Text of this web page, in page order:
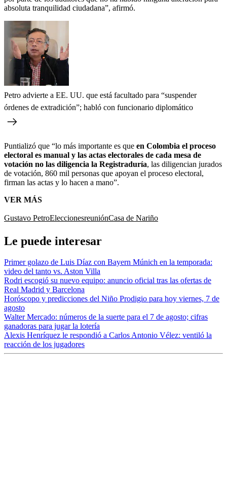
absoluta tranquilidad ciudadana”, afirmó.
Petro advierte a EE. UU. que está facultado para “suspender
órdenes de extradición”; habló con funcionario diplomático
Puntializó que “lo más importante es que en Colombia el proceso
electoral es manual y las actas electorales de cada mesa de
votación no las diligencia la Registraduría, las diligencian jurados
de votación, 860 mil personas que apoyan el proceso electoral,
firman las actas y lo hacen a mano”.
VER MÁS
Gustavo PetroEleccionesreuniónCasa de Nariño
Le puede interesar
Primer golazo de Luis Díaz con Bayern Múnich en la temporada:
video del tanto vs. Aston Villa
Rodri escogió su nuevo equipo: anuncio oficial tras las ofertas de
Real Madrid y Barcelona
Horóscopo y predicciones del Niño Prodigio para hoy viernes, 7 de
agosto
Walter Mercado: números de la suerte para el 7 de agosto; cifras
ganadoras para jugar la lotería
Alexis Henríquez le respondió a Carlos Antonio Vélez: ventiló la
reacción de los jugadores